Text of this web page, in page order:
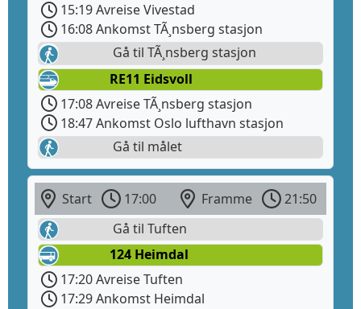
15:19 Avreise Vivestad
16:08 Ankomst TÃ¸nsberg stasjon
Gå til TÃ¸nsberg stasjon
RE11 Eidsvoll
17:08 Avreise TÃ¸nsberg stasjon
18:47 Ankomst Oslo lufthavn stasjon
Gå til målet
Start 17:00 Framme
21:50
Gå til Tuften
124 Heimdal
17:20 Avreise Tuften
17:29 Ankomst Heimdal